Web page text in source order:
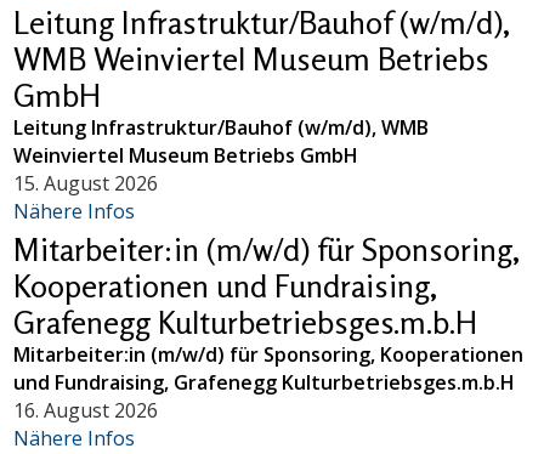
Leitung Infrastruktur/Bauhof (w/m/d),
WMB Weinviertel Museum Betriebs
GmbH
Leitung Infrastruktur/Bauhof (w/m/d), WMB
Weinviertel Museum Betriebs GmbH
15. August 2026
Nähere Infos
Mitarbeiter:in (m/w/d) für Sponsoring,
Kooperationen und Fundraising,
Grafenegg Kulturbetriebsges.m.b.H
Mitarbeiter:in (m/w/d) für Sponsoring, Kooperationen
und Fundraising, Grafenegg Kulturbetriebsges.m.b.H
16. August 2026
Nähere Infos